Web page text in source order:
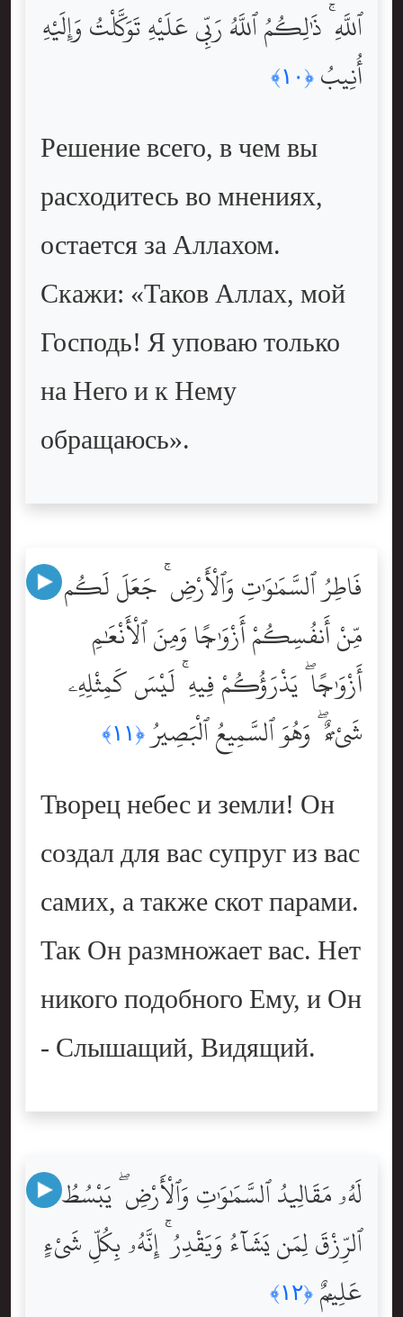
ٱللَّهِ ۚ ذَٰلِكُمُ ٱللَّهُ رَبِّى عَلَيْهِ تَوَكَّلْتُ وَإِلَيْهِ
أُنِيبُ ﴿١٠﴾
Решение всего, в чем вы
расходитесь во мнениях,
остается за Аллахом.
Скажи: «Таков Аллах, мой
Господь! Я уповаю только
на Него и к Нему
обращаюсь».
فَاطِرُ ٱلسَّمَٰوَٰتِ وَٱلْأَرْضِ ۚ جَعَلَ لَكُم
مِّنْ أَنفُسِكُمْ أَزْوَٰجًۭا وَمِنَ ٱلْأَنْعَٰمِ
أَزْوَٰجًۭا ۖ يَذْرَؤُكُمْ فِيهِ ۚ لَيْسَ كَمِثْلِهِۦ
شَىْءٌۭ ۖ وَهُوَ ٱلسَّمِيعُ ٱلْبَصِيرُ﴿١١﴾
Творец небес и земли! Он
создал для вас супруг из вас
самих, а также скот парами.
Так Он размножает вас. Нет
никого подобного Ему, и Он
- Слышащий, Видящий.
لَهُۥ مَقَالِيدُ ٱلسَّمَٰوَٰتِ وَٱلْأَرْضِ ۖ يَبْسُطُ
ٱلرِّزْقَ لِمَن يَشَآءُ وَيَقْدِرُ ۚ إِنَّهُۥ بِكُلِّ شَىْءٍ
عَلِيمٌۭ ﴿١٢﴾